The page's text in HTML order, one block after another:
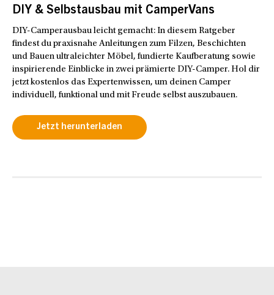
DIY & Selbstausbau mit CamperVans
DIY-Camperausbau leicht gemacht: In diesem Ratgeber
findest du praxisnahe Anleitungen zum Filzen, Beschichten
und Bauen ultraleichter Möbel, fundierte Kaufberatung sowie
inspirierende Einblicke in zwei prämierte DIY-Camper. Hol dir
jetzt kostenlos das Expertenwissen, um deinen Camper
individuell, funktional und mit Freude selbst auszubauen.
Jetzt herunterladen